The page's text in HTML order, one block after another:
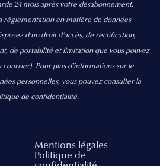
24 mois après votre désabonnement.
réglementation en matière de données
d'un droit d'accès, de rectification,
de portabilité et limitation que vous pouvez
courrier). Pour plus d’informations sur le
personnelles, vous pouvez consulter la
de confidentialité.
Mentions légales
Politique de